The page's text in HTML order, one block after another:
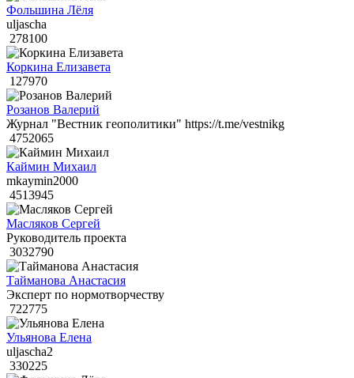
Фольшина Лёля
uljascha
278100
Коркина Елизавета
127970
Розанов Валерий
Журнал "Вестник геополитики" https://t.me/vestnikg
4752065
Каймин Михаил
mkaymin2000
4513945
Масляков Сергей
Руководитель проекта
3032790
Тайманова Анастасия
Эксперт по нормотворчеству
722775
Ульянова Елена
uljascha2
330225